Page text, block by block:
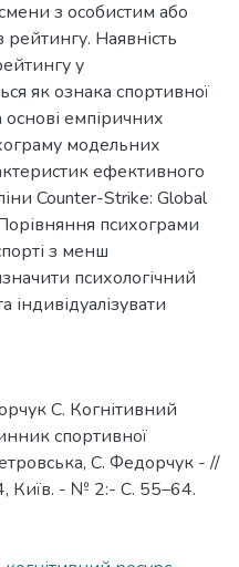
з особистим або
Наявність
у
як ознака спортивної
емпіричних
модельних
ефективного
Counter-Strike: Global
психограми
з менш
психологічний
С. Когнітивний
спортивної
С. Федорчук - //
Київ. - № 2:- С. 55–64.